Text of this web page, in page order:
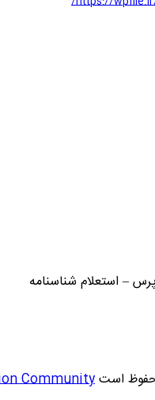
– استعلام شناسنامه
استCommunity